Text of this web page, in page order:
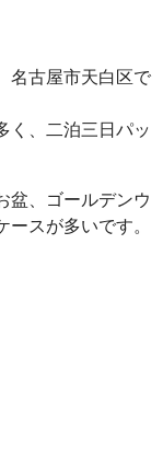
名古屋市天白区で
く、二泊三日パッ
盆、ゴールデンウ
スが多いです。